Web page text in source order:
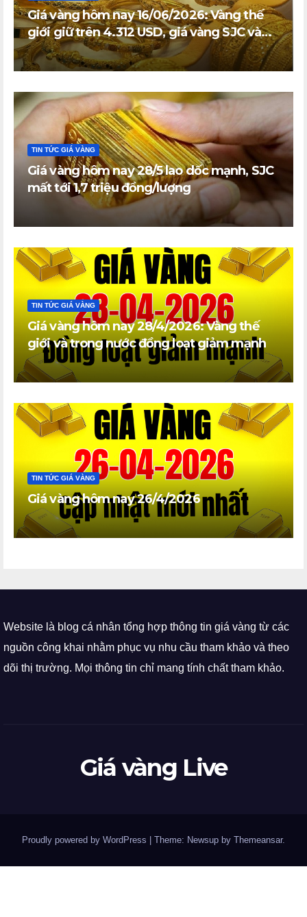
Giá vàng hôm nay 16/06/2026: Vàng thế
giới giữ trên 4.312 USD, giá vàng SJC và
vàng nhẫn trong nước đi ngang
TIN TỨC GIÁ VÀNG
Giá vàng hôm nay 28/5 lao dốc mạnh, SJC
mất tới 1,7 triệu đồng/lượng
TIN TỨC GIÁ VÀNG
Giá vàng hôm nay 28/4/2026: Vàng thế
giới và trong nước đồng loạt giảm mạnh
TIN TỨC GIÁ VÀNG
Giá vàng hôm nay 26/4/2026
Website là blog cá nhân tổng hợp thông tin giá vàng từ các
nguồn công khai nhằm phục vụ nhu cầu tham khảo và theo
dõi thị trường. Mọi thông tin chỉ mang tính chất tham khảo.
Giá vàng Live
Proudly powered by WordPress | Theme: Newsup by Themeansar.